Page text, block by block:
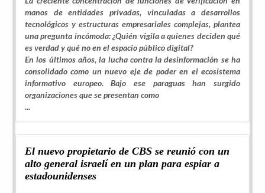
manos de entidades privadas, vinculadas a desarrollos
tecnológicos y estructuras empresariales complejas, plantea
una pregunta incómoda: ¿Quién vigila a quienes deciden qué
es verdad y qué no en el espacio público digital?
En los últimos años, la lucha contra la desinformación se ha
consolidado como un nuevo eje de poder en el ecosistema
informativo europeo. Bajo ese paraguas han surgido
organizaciones que se presentan como
...
El nuevo propietario de CBS se reunió con un
alto general israelí en un plan para espiar a
estadounidenses